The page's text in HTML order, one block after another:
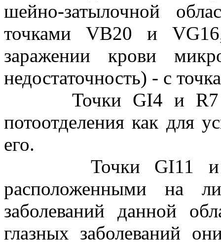
шейно-затылочной
точками VВ20 и
заражении крови
недостаточность) - с
Точки GI4 и R7
потоотделения как для
его.
Точки GI11 и GI4
расположенными на
заболеваний данной
глазных заболеваний